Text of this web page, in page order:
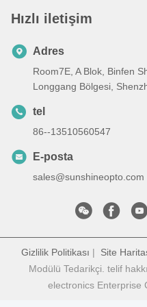
Hızlı iletişim
Adres
Room7E, A Blok, Binfen
Longgang Bölgesi,
tel
86--13510560547
E-posta
sales@sunshineopto.com
Gizlilik Politikası | Site
Modülü Tedarikçi. telif
electronics Enterprise